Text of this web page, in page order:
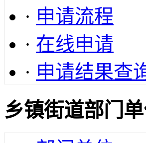
· 申请流程
· 在线申请
· 申请结果查
乡镇街道部门